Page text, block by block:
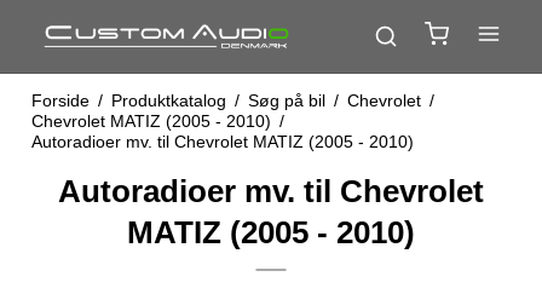
Forside / Produktkatalog / Søg på bil / Chevrolet /
Chevrolet MATIZ (2005 - 2010) /
Autoradioer mv. til Chevrolet MATIZ (2005 - 2010)
Autoradioer mv. til Chevrolet
MATIZ (2005 - 2010)